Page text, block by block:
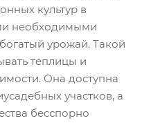
культур в
необходимыми
урожай. Такой
теплицы и
Она доступна
участков, а
бесспорно